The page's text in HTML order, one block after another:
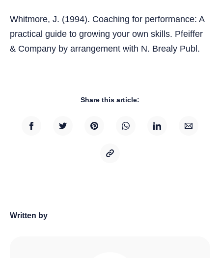
Whitmore, J. (1994). Coaching for performance: A
practical guide to growing your own skills. Pfeiffer
& Company by arrangement with N. Brealy Publ.
Share this article:
Written by